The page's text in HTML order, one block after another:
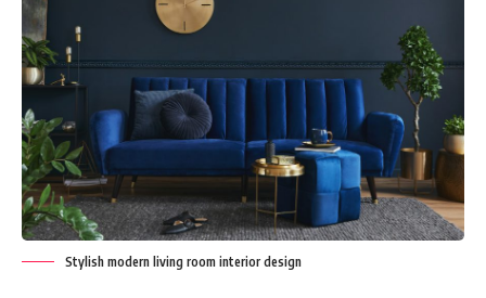
Stylish modern living room interior design